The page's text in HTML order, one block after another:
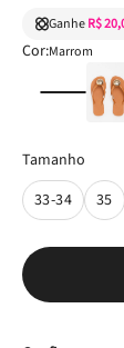
GanheR$
Cor:Marrom
Tamanho
33-34
35